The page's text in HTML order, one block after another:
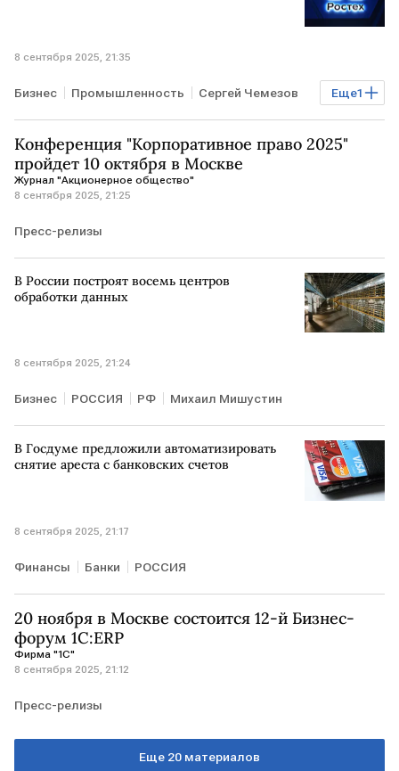
8 сентября 2025, 21:35
Еще1
Бизнес Промышленность Сергей Чемезов
Ростех
Конференция "Корпоративное право 2025"
пройдет 10 октября в Москве
Журнал "Акционерное общество"
8 сентября 2025, 21:25
Пресс-релизы
В России построят восемь центров
обработки данных
8 сентября 2025, 21:24
Бизнес РОССИЯ РФ Михаил Мишустин
В Госдуме предложили автоматизировать
снятие ареста с банковских счетов
8 сентября 2025, 21:17
Финансы Банки РОССИЯ
20 ноября в Москве состоится 12-й Бизнес-
форум 1С:ERP
Фирма "1С"
8 сентября 2025, 21:12
Пресс-релизы
Еще 20 материалов